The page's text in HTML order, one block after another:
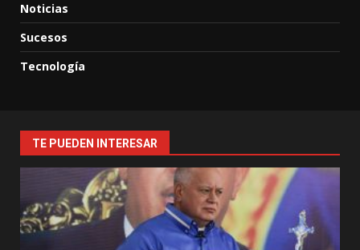
Noticias
Sucesos
Tecnología
TE PUEDEN INTERESAR